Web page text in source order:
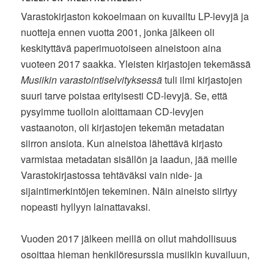
Varastokirjaston kokoelmaan on kuvailtu LP-levyjä ja
nuotteja ennen vuotta 2001, jonka jälkeen oli
keskityttävä paperimuotoiseen aineistoon aina
vuoteen 2017 saakka. Yleisten kirjastojen tekemässä
Musiikin varastointiselvityksessätuli ilmi kirjastojen
suuri tarve poistaa erityisesti CD-levyjä. Se, että
pysyimme tuolloin aloittamaan CD-levyjen
vastaanoton, oli kirjastojen tekemän metadatan
siirron ansiota. Kun aineistoa lähettävä kirjasto
varmistaa metadatan sisällön ja laadun, jää meille
Varastokirjastossa tehtäväksi vain nide- ja
sijaintimerkintöjen tekeminen. Näin aineisto siirtyy
nopeasti hyllyyn lainattavaksi.
Vuoden 2017 jälkeen meillä on ollut mahdollisuus
osoittaa hieman henkilöresurssia musiikin kuvailuun,